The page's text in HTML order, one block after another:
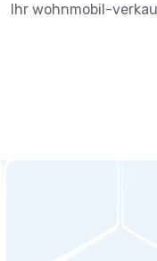
Ihr wohnmobil-